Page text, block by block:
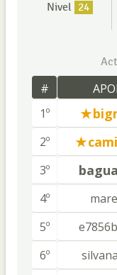
Nivel 24
#
1º
2º
3º
4º
5º
6º